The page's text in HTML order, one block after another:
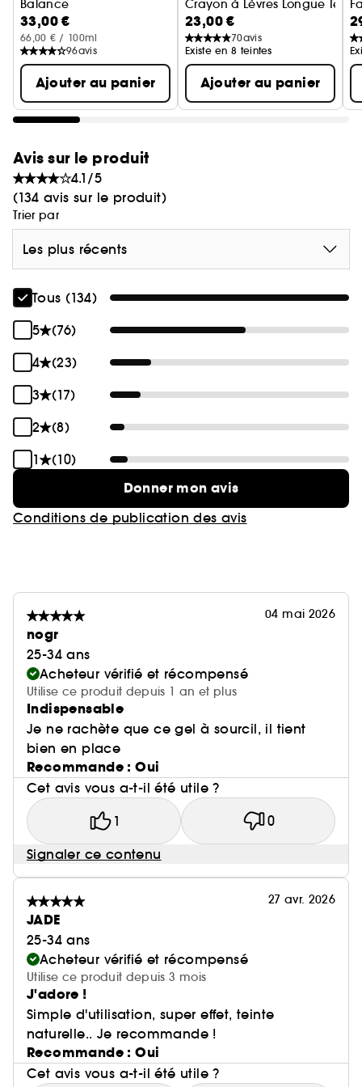
Balance
Gel-crème anti-brillance
33,00 €
66,00 € / 100ml
96avis
Ajouter au panier
Crayon à Lèvres Longue
23,00 €
70avis
Existe en 8 teintes
Ajouter au panier
Avis sur le produit
4.1/5
(134 avis sur le produit)
Trier par
Les plus récents
Tous (134)
5
(76)
4
(23)
3
(17)
2
(8)
1
(10)
Donner mon avis
Conditions de publication des avis
04 mai 2026
nogr
25-34 ans
Acheteur vérifié et récompensé
Utilise ce produit depuis 1 an et plus
Indispensable
Je ne rachète que ce gel à sourcil, il tient
bien en place
Recommande : Oui
Cet avis vous a-t-il été utile ?
1 0
Signaler ce contenu
27 avr. 2026
JADE
25-34 ans
Acheteur vérifié et récompensé
Utilise ce produit depuis 3 mois
J'adore !
Simple d'utilisation, super effet, teinte
naturelle.. Je recommande !
Recommande : Oui
Cet avis vous a-t-il été utile ?